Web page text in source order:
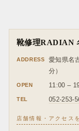
靴修理RADIAN
ADDRESS
愛知県名
分）
OPEN 11:00 –
TEL 052-253-
店舗情報・アクセス